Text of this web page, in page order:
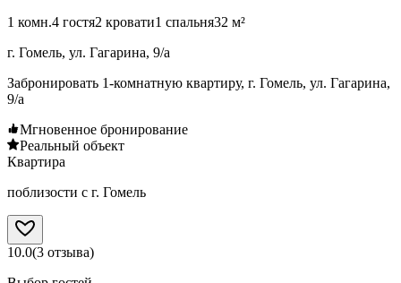
1 комн.4 гостя2 кровати1 спальня32 м²
г. Гомель, ул. Гагарина, 9/а
Забронировать 1-комнатную квартиру, г. Гомель, ул. Гагарина,
9/а
Мгновенное бронирование
Реальный объект
Квартира
поблизости с г. Гомель
10.0(3 отзыва)